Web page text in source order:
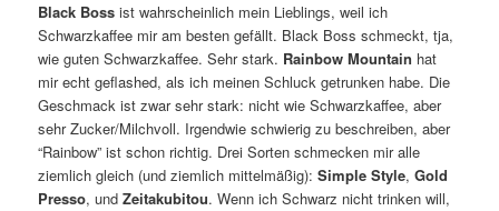
Black Boss ist wahrscheinlich mein Lieblings, weil ich
Schwarzkaffee mir am besten gefällt. Black Boss schmeckt, tja,
wie guten Schwarzkaffee. Sehr stark. Rainbow Mountain hat
mir echt geflashed, als ich meinen Schluck getrunken habe. Die
Geschmack ist zwar sehr stark: nicht wie Schwarzkaffee, aber
sehr Zucker/Milchvoll. Irgendwie schwierig zu beschreiben, aber
“Rainbow” ist schon richtig. Drei Sorten schmecken mir alle
ziemlich gleich (und ziemlich mittelmäßig):Simple Style,Gold
Presso, undZeitakubitou. Wenn ich Schwarz nicht trinken will,